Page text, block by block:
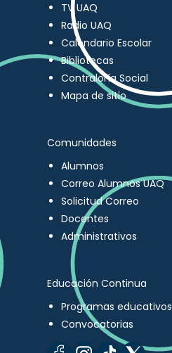
TV UAQ
Radio UAQ
Calendario Escolar
Bibliotecas
Contraloría Social
Mapa de sitio
Comunidades
Alumnos
Correo Alumnos UAQ
Solicitud Correo
Docentes
Administrativos
Educación Continua
Programas educativos
Convocatorias